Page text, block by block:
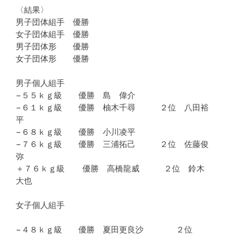
〈結果〉
男子団体組手 優勝
女子団体組手 優勝
男子団体形 優勝
女子団体形 優勝
男子個人組手
−５５ｋｇ級 優勝 島 偉介
−６１ｋｇ級 優勝 柚木千尋 ２位 八田裕
平
−６８ｋｇ級 優勝 小川凌平
−７６ｋｇ級 優勝 三浦拓己 ２位 佐藤俊
弥
＋７６ｋｇ級 優勝 高橋龍威 ２位 鈴木
大也
女子個人組手
−４８ｋｇ級 優勝 夏田更良沙 ２位